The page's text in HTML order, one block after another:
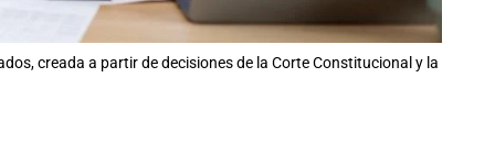
creada a partir de decisiones de la Corte Constitucional y la